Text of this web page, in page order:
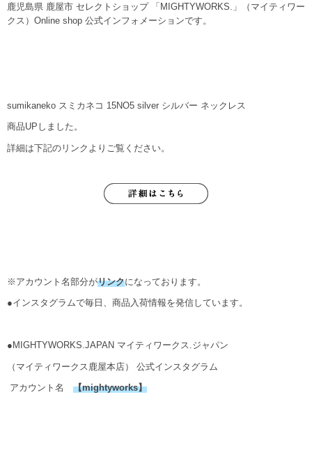
鹿児島県 鹿屋市 セレクトショップ 「MIGHTYWORKS.」（マイティワー
クス）Online shop 公式インフォメーションです。
sumikaneko スミカネコ 15NO5 silver シルバー ネックレス
商品UPしました。
詳細は下記のリンクよりご覧ください。
※アカウント名部分がリンクになっております。
●インスタグラムで毎日、商品入荷情報を発信しています。
●MIGHTYWORKS.JAPAN マイティワークス.ジャパン
（マイティワークス鹿屋本店） 公式インスタグラム
アカウント名 【mightyworks】